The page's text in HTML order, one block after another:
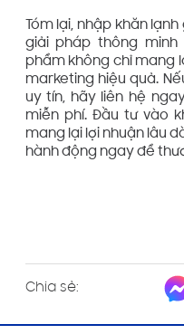
Tóm lại, nhập khăn
giải pháp thông minh
phẩm không chỉ mang
marketing hiệu quả.
uy tín, hãy liên hệ
miễn phí. Đầu tư vào
mang lại lợi nhuận lâu
hành động ngay để
Chia sẻ: